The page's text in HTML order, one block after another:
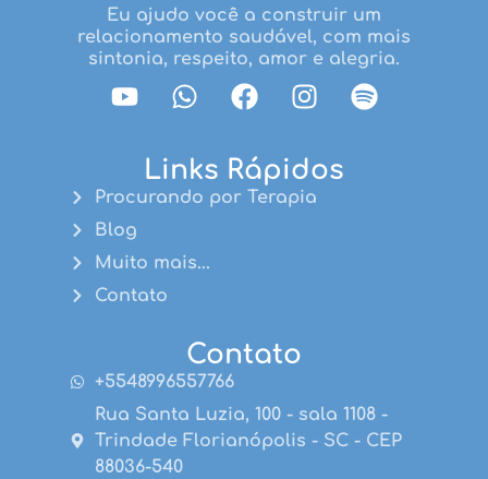
Eu ajudo você a construir um
relacionamento saudável, com mais
sintonia, respeito, amor e alegria.
Links Rápidos
Procurando por Terapia
Blog
Muito mais...
Contato
Contato
+5548996557766
Rua Santa Luzia, 100 - sala 1108 -
Trindade Florianópolis - SC - CEP
88036-540